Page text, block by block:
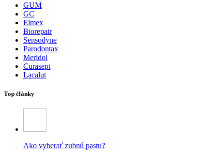
GUM
GC
Elmex
Biorepair
Sensodyne
Parodontax
Meridol
Curasept
Lacalut
Top články
Ako vyberať zubnú pastu?